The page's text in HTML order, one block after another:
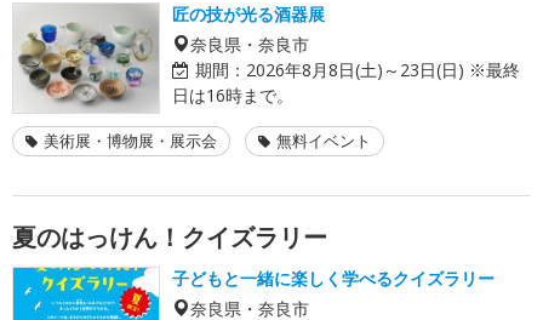
匠の技が光る酒器展
奈良県・奈良市
期間： 2026年8月8日(土)～23日(日) ※最終
日は16時まで。
美術展・博物展・展示会 無料イベント
夏のはっけん！クイズラリー
子どもと一緒に楽しく学べるクイズラリー
奈良県・奈良市